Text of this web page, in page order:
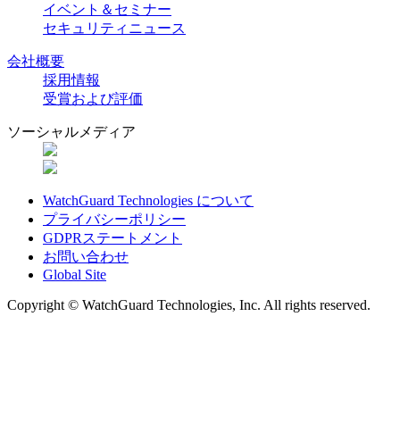
イベント＆セミナー
セキュリティニュース
会社概要
採用情報
受賞および評価
ソーシャルメディア
WatchGuard Technologies について
プライバシーポリシー
GDPRステートメント
お問い合わせ
Global Site
Copyright © WatchGuard Technologies, Inc. All rights reserved.